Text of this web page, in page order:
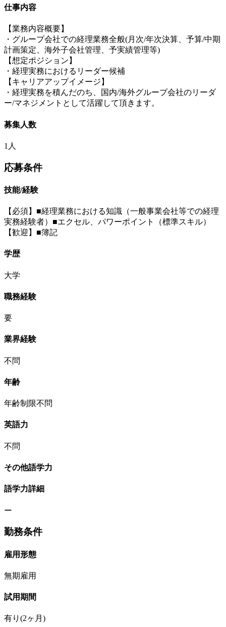
仕事内容
【業務内容概要】
・グループ会社での経理業務全般(月次/年次決算、予算/中期
計画策定、海外子会社管理、予実績管理等)
【想定ポジション】
・経理実務におけるリーダー候補
【キャリアアップイメージ】
・経理実務を積んだのち、国内/海外グループ会社のリーダ
ー/マネジメントとして活躍して頂きます。
募集人数
1人
応募条件
技能/経験
【必須】■経理業務における知識（一般事業会社等での経理
実務経験者）■エクセル、パワーポイント（標準スキル）
【歓迎】■簿記
学歴
大学
職務経験
要
業界経験
不問
年齢
年齢制限不問
英語力
不問
その他語学力
語学力詳細
ー
勤務条件
雇用形態
無期雇用
試用期間
有り(2ヶ月)